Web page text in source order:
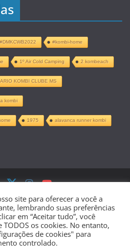
#DMKCWB2022 #kombi-home
1º Air Cold Camping 2 kombeach
KOMBI CLUBE MS
kombi
1975 alavanca runner kombi
2026Kombi Home –
PDF. Todos os direitos
por ThemeGrill.
site para oferecer a você a
lembrando suas preferências
em “Aceitar tudo”, você
os cookies. No entanto,
de cookies" para
controlado.